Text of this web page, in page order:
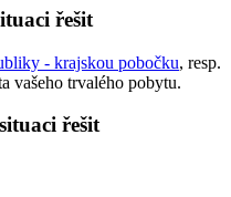
řešit
- krajskou pobočku, resp.
vašeho trvalého pobytu.
řešit